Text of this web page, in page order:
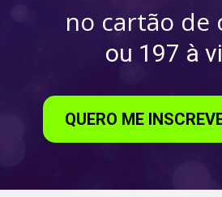
no cartão de
ou 197 à
QUERO ME